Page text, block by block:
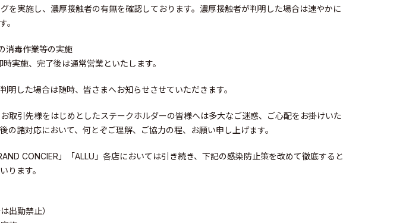
を実施し、濃厚接触者の有無を確認しております。濃厚接触者が判明した場合は速やかに
。
消毒作業等の実施
実施、完了後は通常営業といたします。
明した場合は随時、皆さまへお知らせさせていただきます。
取引先様をはじめとしたステークホルダーの皆様へは多大なご迷惑、ご心配をお掛けいた
の諸対応において、何とぞご理解、ご協力の程、お願い申し上げます。
CONCIER」「ALLU」各店においては引き続き、下記の感染防止策を改めて徹底すると
ります。
出勤禁止）